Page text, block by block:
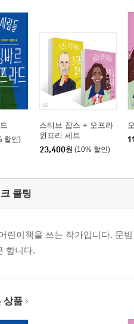
할인)
스티브 잡스 + 오프라
윈프리 세트
23,400원 (10% 할인)
콜팅
린이책을 쓰는 작가입니다. 문
합니다.
상품